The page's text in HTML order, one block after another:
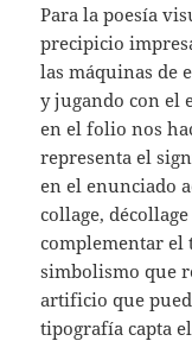
Para la poesía
precipicio
las máquinas de
y jugando con el
en el folio nos
representa el
en el enunciado
collage,
complementar el
simbolismo que
artificio que
tipografía capta